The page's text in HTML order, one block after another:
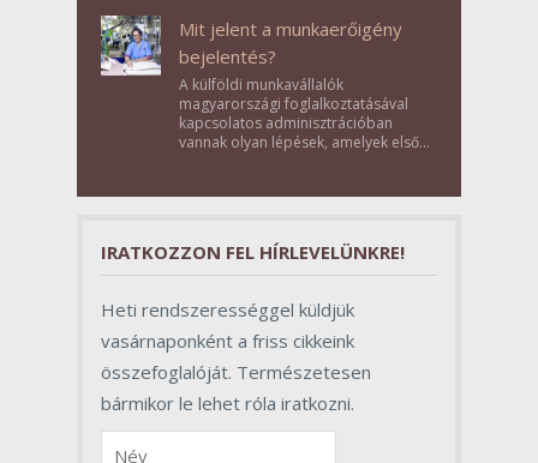
Mit jelent a munkaerőigény
bejelentés?
A külföldi munkavállalók
magyarországi foglalkoztatásával
kapcsolatos adminisztrációban
vannak olyan lépések, amelyek első
szerepet töltenek be az egész
IRATKOZZON FEL HÍRLEVELÜNKRE!
Heti rendszerességgel küldjük
vasárnaponként a friss cikkeink
összefoglalóját. Természetesen
bármikor le lehet róla iratkozni.